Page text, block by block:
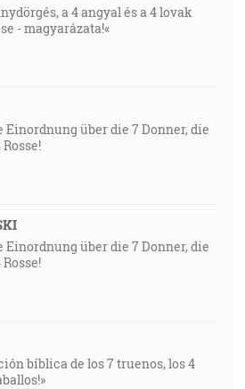
a 4 angyal és a 4 lovak
- magyarázata!«
Einordnung über die 7 Donner, die
Einordnung über die 7 Donner, die
bíblica de los 7 truenos, los 4